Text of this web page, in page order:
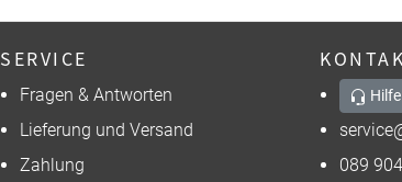
SERVICE
Fragen & Antworten
Lieferung und Versand
Zahlung
089